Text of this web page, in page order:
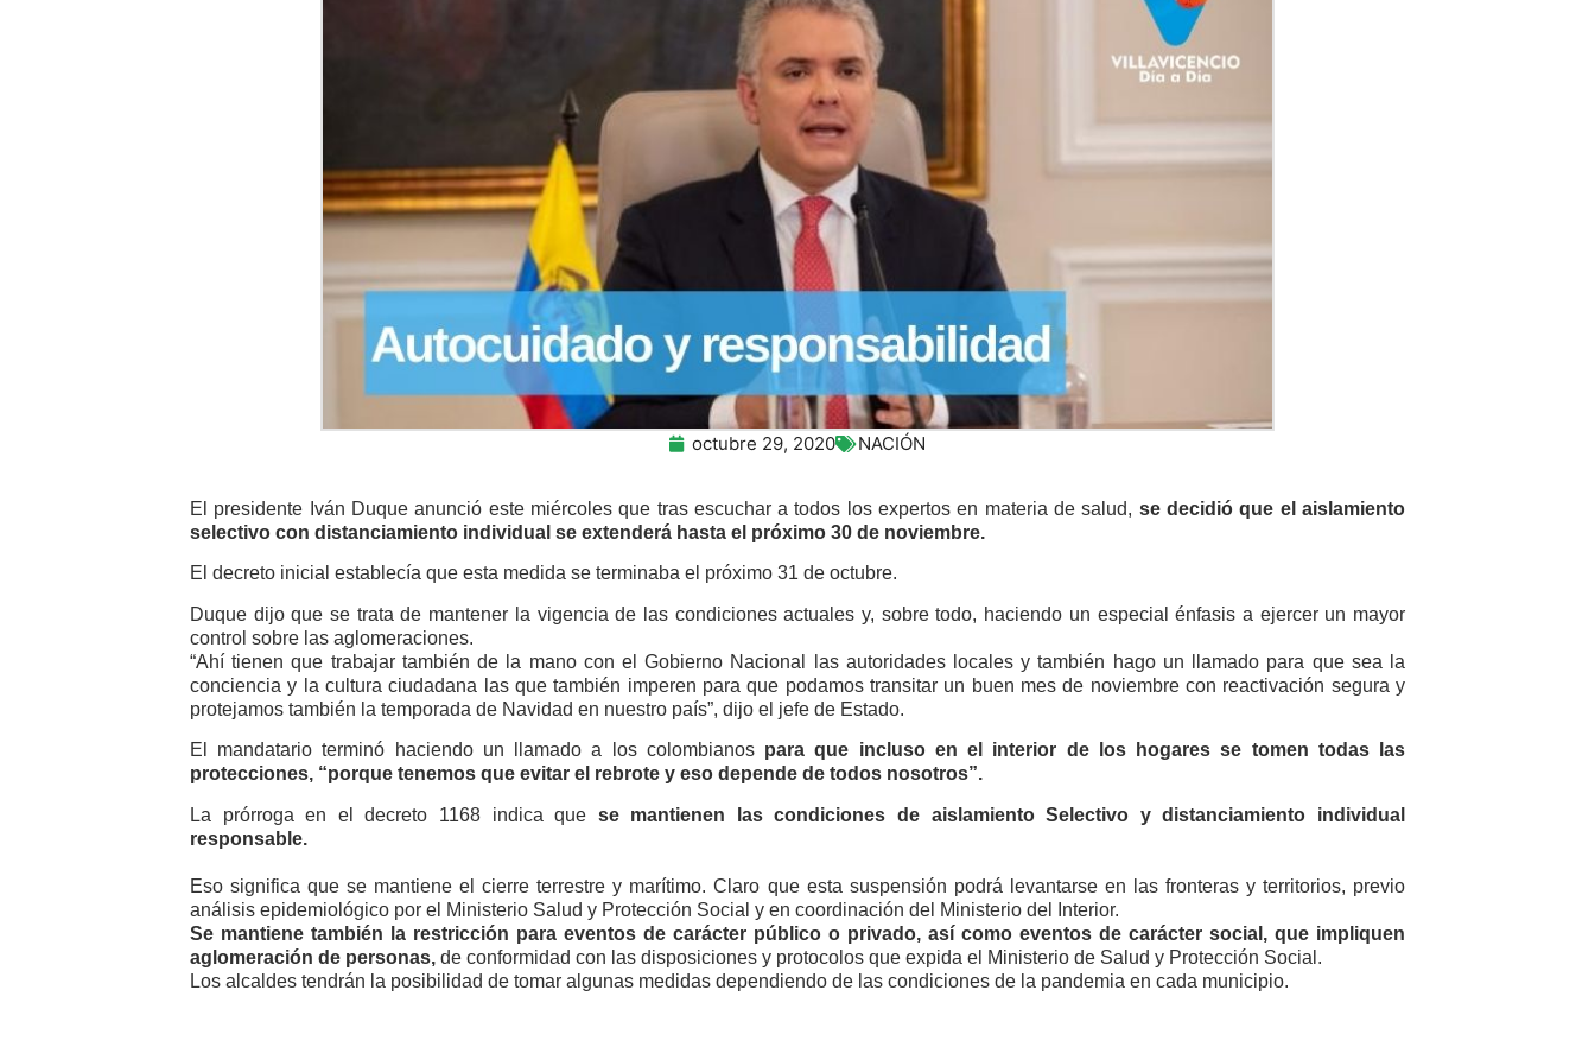
octubre 29, 2020 NACIÓN
El presidente Iván Duque anunció este miércoles que tras escuchar a todos los expertos en materia de salud, se decidió que el aislamiento
selectivo con distanciamiento individual se extenderá hasta el próximo 30 de noviembre.
El decreto inicial establecía que esta medida se terminaba el próximo 31 de octubre.
Duque dijo que se trata de mantener la vigencia de las condiciones actuales y, sobre todo, haciendo un especial énfasis a ejercer un mayor
control sobre las aglomeraciones.
“Ahí tienen que trabajar también de la mano con el Gobierno Nacional las autoridades locales y también hago un llamado para que sea la
conciencia y la cultura ciudadana las que también imperen para que podamos transitar un buen mes de noviembre con reactivación segura y
protejamos también la temporada de Navidad en nuestro país”, dijo el jefe de Estado.
El mandatario terminó haciendo un llamado a los colombianos para que incluso en el interior de los hogares se tomen todas las
protecciones, “porque tenemos que evitar el rebrote y eso depende de todos nosotros”.
La prórroga en el decreto 1168 indica que se mantienen las condiciones de aislamiento Selectivo y distanciamiento individual
responsable.
Eso significa que se mantiene el cierre terrestre y marítimo. Claro que esta suspensión podrá levantarse en las fronteras y territorios, previo
análisis epidemiológico por el Ministerio Salud y Protección Social y en coordinación del Ministerio del Interior.
Se mantiene también la restricción para eventos de carácter público o privado, así como eventos de carácter social, que impliquen
aglomeración de personas, de conformidad con las disposiciones y protocolos que expida el Ministerio de Salud y Protección Social.
Los alcaldes tendrán la posibilidad de tomar algunas medidas dependiendo de las condiciones de la pandemia en cada municipio.